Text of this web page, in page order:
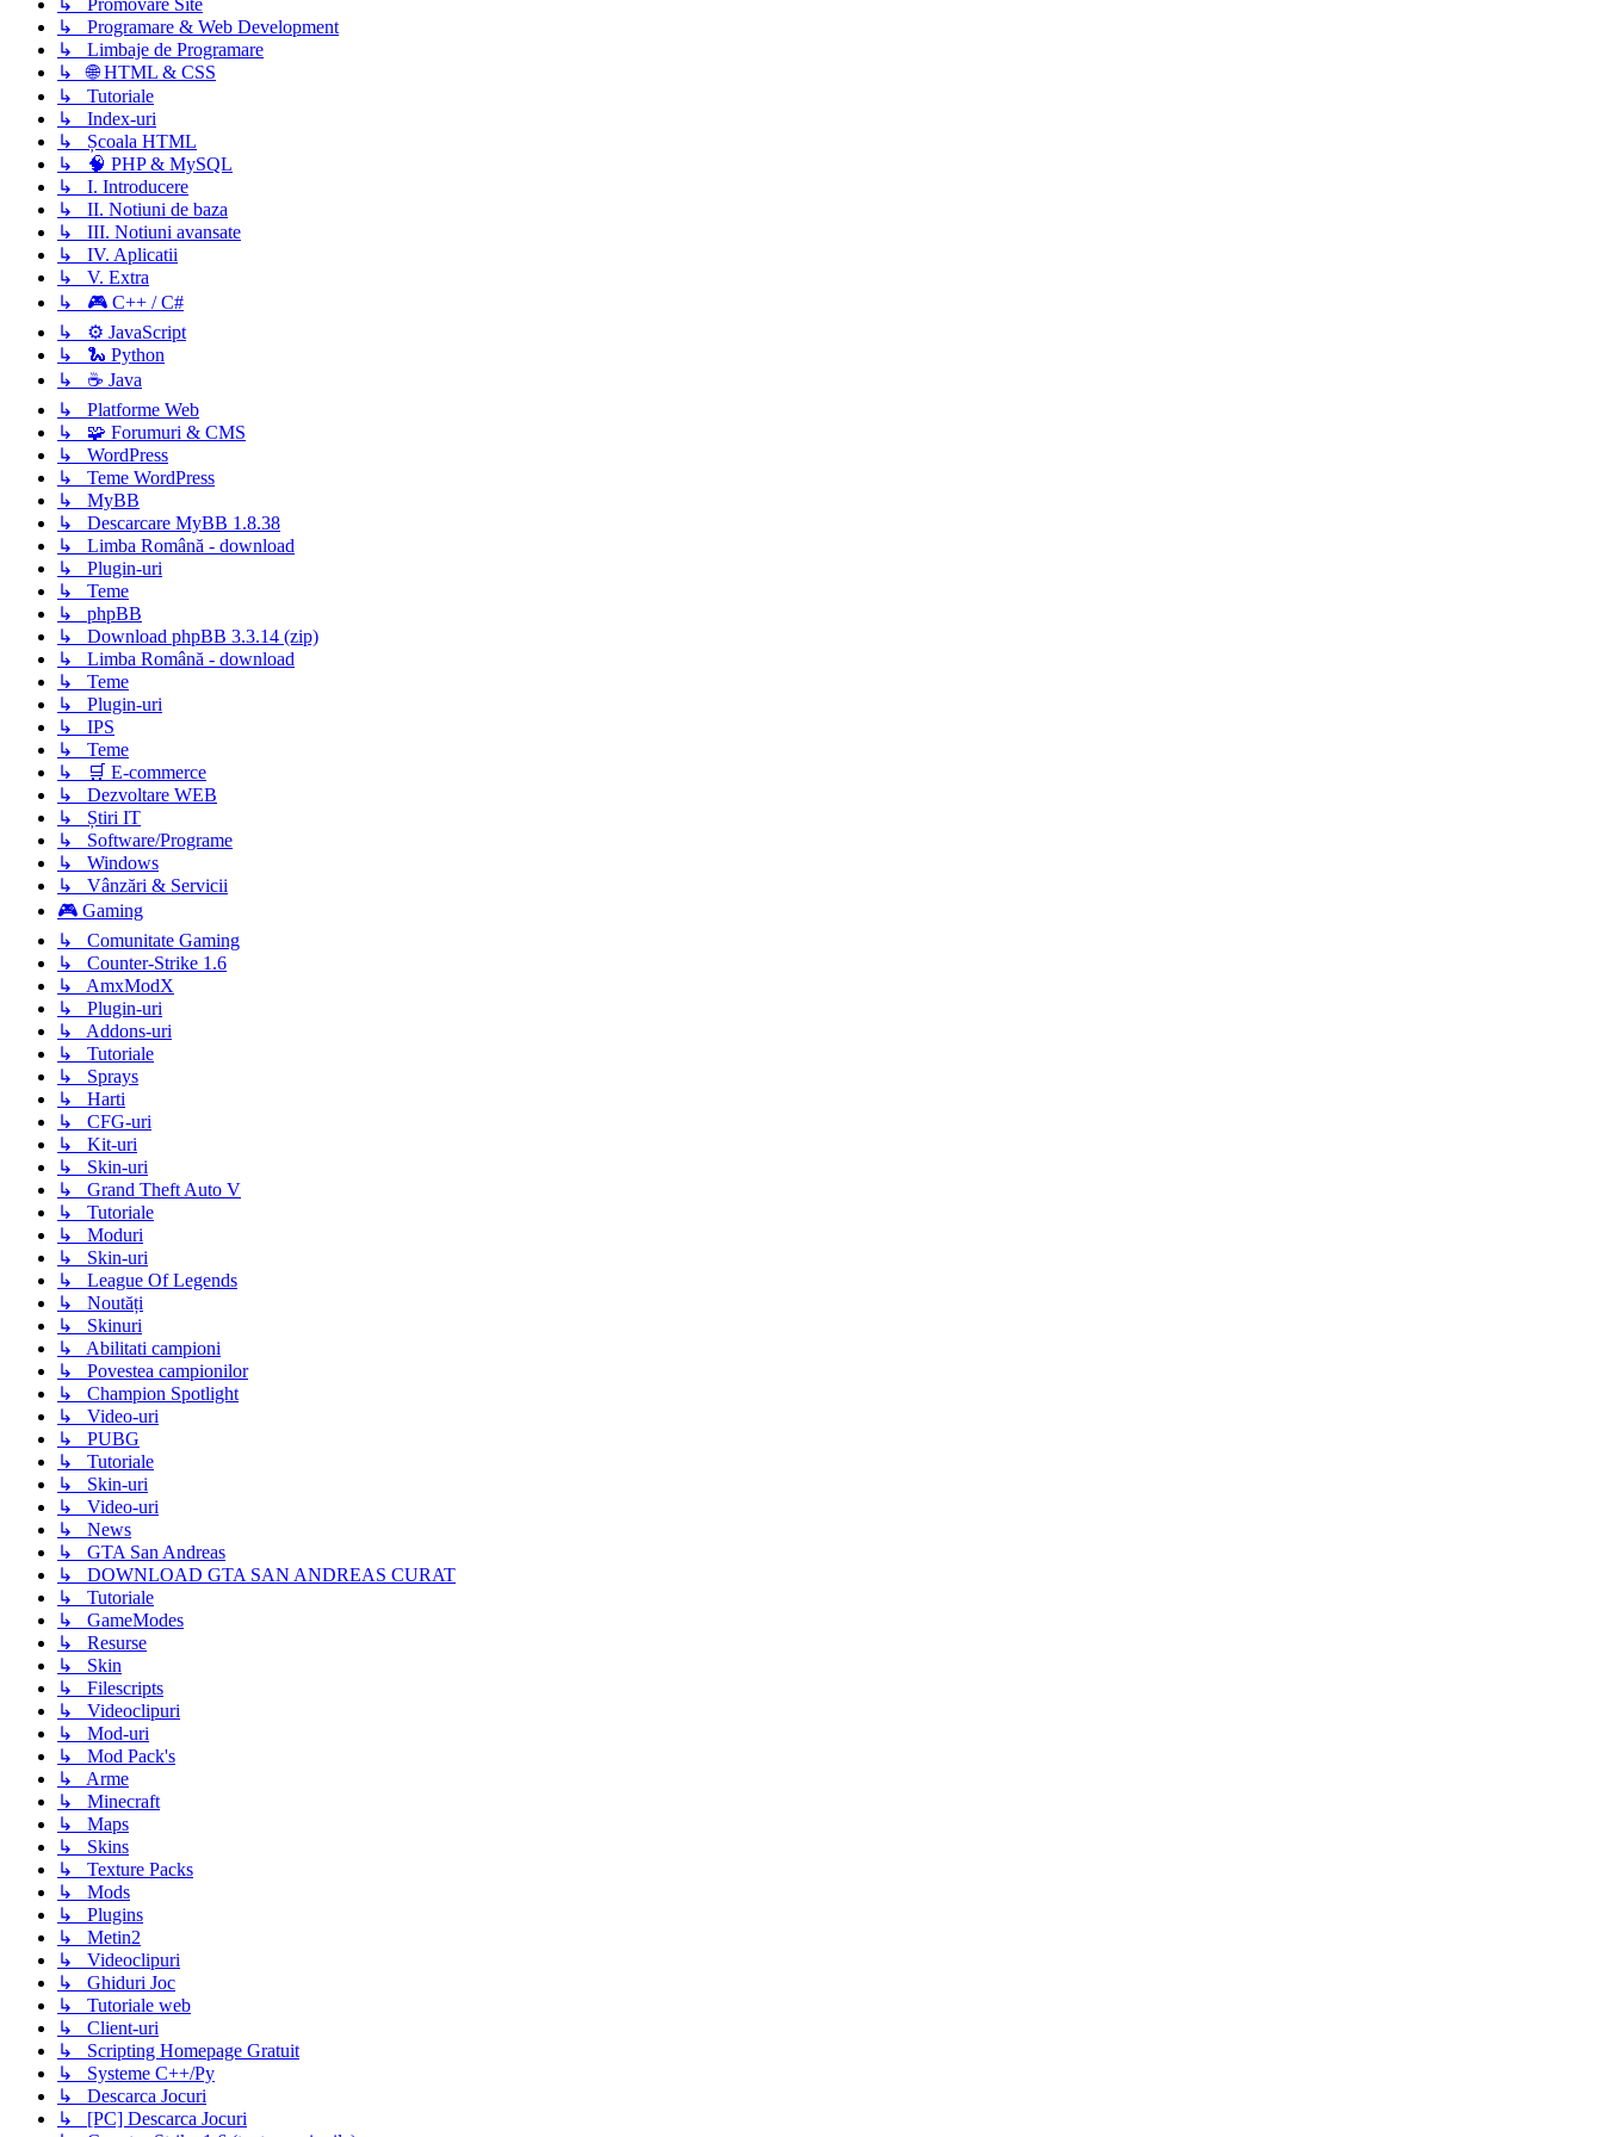
↳ Promovare Site
↳ Programare & Web Development
↳ Limbaje de Programare
↳ 🌐 HTML & CSS
↳ Tutoriale
↳ Index-uri
↳ Școala HTML
↳ 🧠 PHP & MySQL
↳ I. Introducere
↳ II. Notiuni de baza
↳ III. Notiuni avansate
↳ IV. Aplicatii
↳ V. Extra
↳ 🎮 C++ / C#
↳ ⚙️ JavaScript
↳ 🐍 Python
↳ ☕ Java
↳ Platforme Web
↳ 🧩 Forumuri & CMS
↳ WordPress
↳ Teme WordPress
↳ MyBB
↳ Descarcare MyBB 1.8.38
↳ Limba Română - download
↳ Plugin-uri
↳ Teme
↳ phpBB
↳ Download phpBB 3.3.14 (zip)
↳ Limba Română - download
↳ Teme
↳ Plugin-uri
↳ IPS
↳ Teme
↳ 🛒 E-commerce
↳ Dezvoltare WEB
↳ Știri IT
↳ Software/Programe
↳ Windows
↳ Vânzări & Servicii
🎮 Gaming
↳ Comunitate Gaming
↳ Counter-Strike 1.6
↳ AmxModX
↳ Plugin-uri
↳ Addons-uri
↳ Tutoriale
↳ Sprays
↳ Harti
↳ CFG-uri
↳ Kit-uri
↳ Skin-uri
↳ Grand Theft Auto V
↳ Tutoriale
↳ Moduri
↳ Skin-uri
↳ League Of Legends
↳ Noutăți
↳ Skinuri
↳ Abilitati campioni
↳ Povestea campionilor
↳ Champion Spotlight
↳ Video-uri
↳ PUBG
↳ Tutoriale
↳ Skin-uri
↳ Video-uri
↳ News
↳ GTA San Andreas
↳ DOWNLOAD GTA SAN ANDREAS CURAT
↳ Tutoriale
↳ GameModes
↳ Resurse
↳ Skin
↳ Filescripts
↳ Videoclipuri
↳ Mod-uri
↳ Mod Pack's
↳ Arme
↳ Minecraft
↳ Maps
↳ Skins
↳ Texture Packs
↳ Mods
↳ Plugins
↳ Metin2
↳ Videoclipuri
↳ Ghiduri Joc
↳ Tutoriale web
↳ Client-uri
↳ Scripting Homepage Gratuit
↳ Systeme C++/Py
↳ Descarca Jocuri
↳ [PC] Descarca Jocuri